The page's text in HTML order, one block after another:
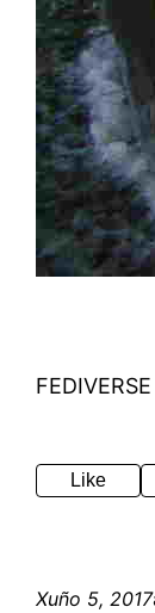
Like
Xuño 5, 2017